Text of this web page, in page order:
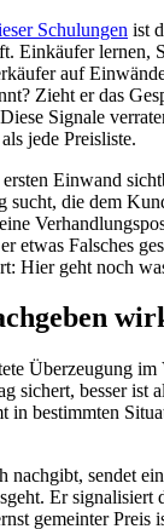
Schulungen ist
Einkäufer lernen,
auf
Zieht er das
Signale
jede Preisliste.
Einwand
sucht, die dem
etwas Falsches
Hier geht noch
Überzeugung im
sichert, besser ist
in bestimmten
nachgibt, sendet
Er signalisiert
gemeinter Preis